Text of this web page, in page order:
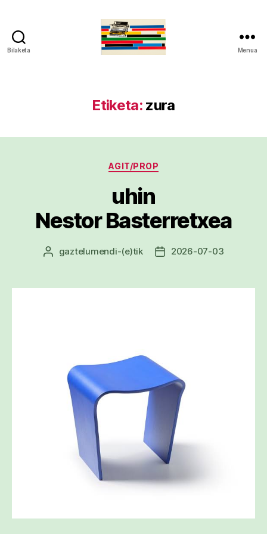
Bilaketa Menua
Etiketa: zura
Kategoriak
AGIT/PROP
uhin
Nestor Basterretxea
Argitalpenaren
gaztelumendi-(e)tik
Argitalpenaren
2026-07-03